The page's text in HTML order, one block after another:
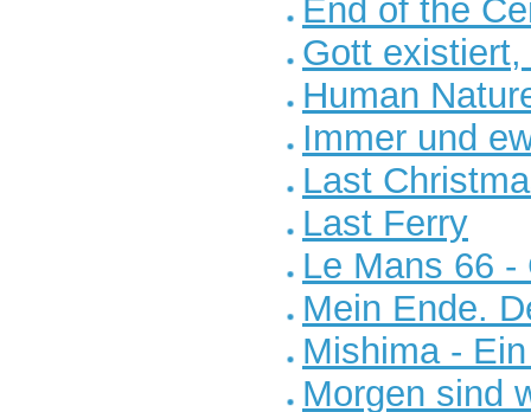
End of the
Gott
Human
Immer und
Last
Last Ferry
Le Mans 66 -
Mein Ende.
Mishima -
Morgen sind